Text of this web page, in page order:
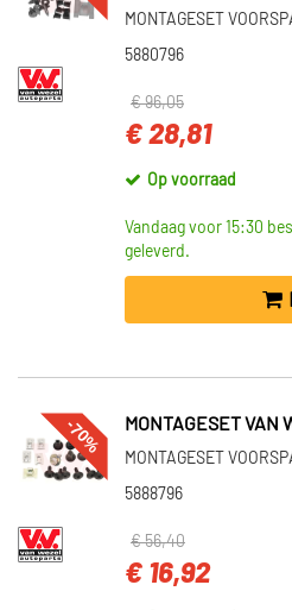
MONTAGESET
5880796
€ 96,05
€ 28,81
Op voorraad
Vandaag voor 15:30
geleverd.
-70% MONTAGESET VAN
MONTAGESET
5888796
€ 56,40
€ 16,92